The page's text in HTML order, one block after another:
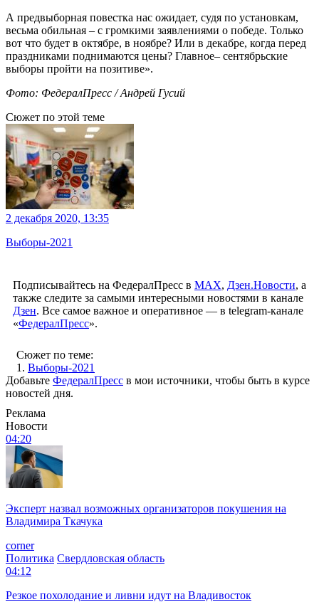
А предвыборная повестка нас ожидает, судя по установкам,
весьма обильная – с громкими заявлениями о победе. Только
вот что будет в октябре, в ноябре? Или в декабре, когда перед
праздниками поднимаются цены? Главное– сентябрьские
выборы пройти на позитиве».
Фото: ФедералПресс / Андрей Гусий
Сюжет по этой теме
2 декабря 2020, 13:35
Выборы-2021
Подписывайтесь на ФедералПресс в МАХ, Дзен.Новости, а
также следите за самыми интересными новостями в канале
Дзен. Все самое важное и оперативное — в telegram-канале
«ФедералПресс».
Сюжет по теме:
1. Выборы-2021
Добавьте ФедералПресс в мои источники, чтобы быть в курсе
новостей дня.
Реклама
Новости
04:20
Эксперт назвал возможных организаторов покушения на
Владимира Ткачука
corner
Политика Свердловская область
04:12
Резкое похолодание и ливни идут на Владивосток